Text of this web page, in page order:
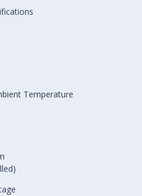
Temperature